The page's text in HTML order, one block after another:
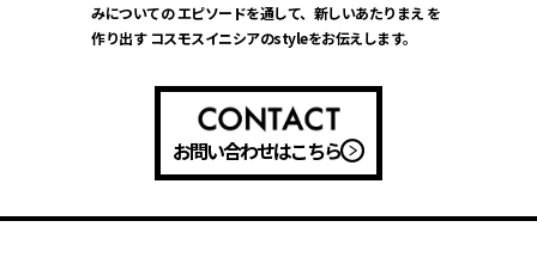
みについてのエピソードを通して、新しいあたりまえ を
作り出す コスモスイニシアのstyleをお伝えします。
お問い合わせはこちら